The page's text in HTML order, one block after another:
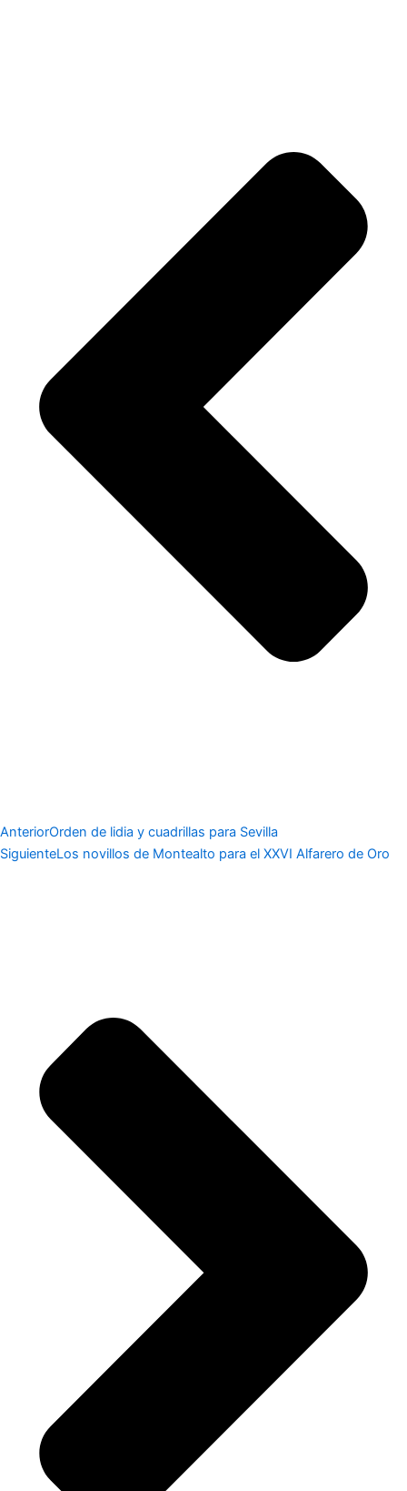
AnteriorOrden de lidia y cuadrillas para Sevilla
SiguienteLos novillos de Montealto para el XXVI Alfarero de Oro